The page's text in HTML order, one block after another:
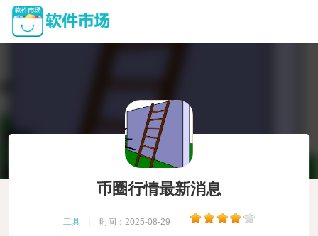
币圈行情最新消息
工具 时间：2025-08-29